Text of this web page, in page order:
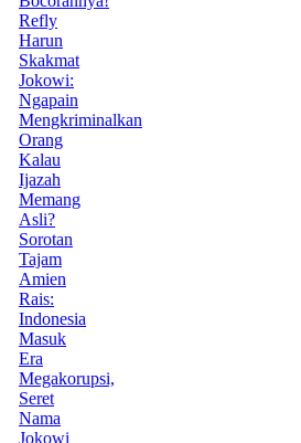
Refly
Harun
Skakmat
Jokowi:
Ngapain
Mengkriminalkan
Orang
Kalau
Ijazah
Memang
Asli?
Sorotan
Tajam
Amien
Rais:
Indonesia
Masuk
Era
Megakorupsi,
Seret
Nama
Jokowi